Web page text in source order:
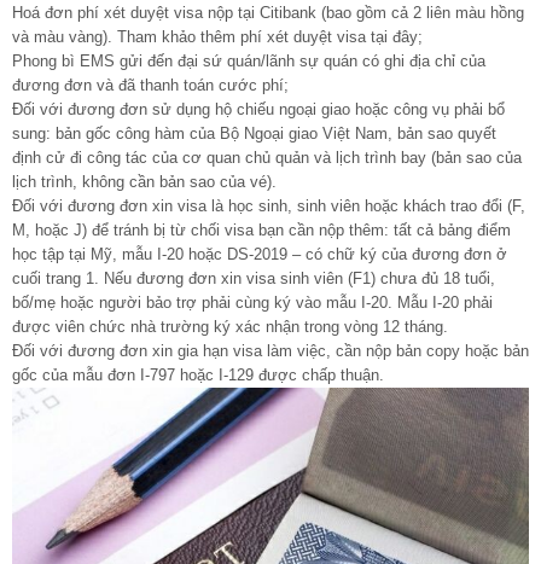
Hoá đơn phí xét duyệt visa nộp tại Citibank (bao gồm cả 2 liên màu hồng
và màu vàng). Tham khảo thêm phí xét duyệt visa tại đây;
Phong bì EMS gửi đến đại sứ quán/lãnh sự quán có ghi địa chỉ của
đương đơn và đã thanh toán cước phí;
Đối với đương đơn sử dụng hộ chiếu ngoại giao hoặc công vụ phải bổ
sung: bản gốc công hàm của Bộ Ngoại giao Việt Nam, bản sao quyết
định cử đi công tác của cơ quan chủ quản và lịch trình bay (bản sao của
lịch trình, không cần bản sao của vé).
Đối với đương đơn xin visa là học sinh, sinh viên hoặc khách trao đổi (F,
M, hoặc J) để tránh bị từ chối visa bạn cần nộp thêm: tất cả bảng điểm
học tập tại Mỹ, mẫu I-20 hoặc DS-2019 – có chữ ký của đương đơn ở
cuối trang 1. Nếu đương đơn xin visa sinh viên (F1) chưa đủ 18 tuổi,
bố/mẹ hoặc người bảo trợ phải cùng ký vào mẫu I-20. Mẫu I-20 phải
được viên chức nhà trường ký xác nhận trong vòng 12 tháng.
Đối với đương đơn xin gia hạn visa làm việc, cần nộp bản copy hoặc bản
gốc của mẫu đơn I-797 hoặc I-129 được chấp thuận.